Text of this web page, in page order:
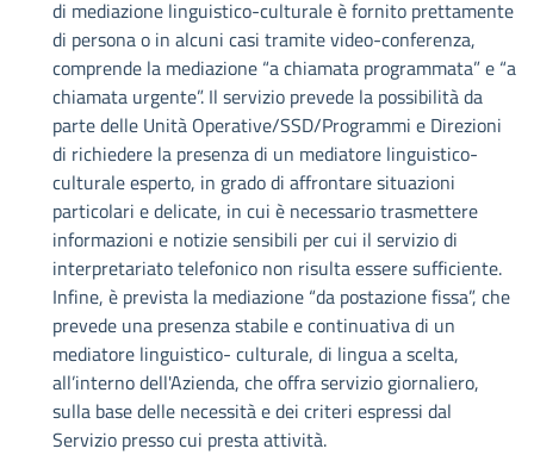
di mediazione linguistico-culturale è fornito prettamente
di persona o in alcuni casi tramite video-conferenza,
comprende la mediazione “a chiamata programmata” e “a
chiamata urgente”. Il servizio prevede la possibilità da
parte delle Unità Operative/SSD/Programmi e Direzioni
di richiedere la presenza di un mediatore linguistico-
culturale esperto, in grado di affrontare situazioni
particolari e delicate, in cui è necessario trasmettere
informazioni e notizie sensibili per cui il servizio di
interpretariato telefonico non risulta essere sufficiente.
Infine, è prevista la mediazione “da postazione fissa”, che
prevede una presenza stabile e continuativa di un
mediatore linguistico- culturale, di lingua a scelta,
all’interno dell'Azienda, che offra servizio giornaliero,
sulla base delle necessità e dei criteri espressi dal
Servizio presso cui presta attività.